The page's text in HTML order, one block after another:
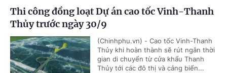
Thi công đồng loạt Dự án cao tốc Vinh-Thanh
Thủy trước ngày 30/9
(Chinhphu.vn) - Cao tốc Vinh-Thanh
Thủy khi hoàn thành sẽ rút ngắn thời
gian di chuyển từ cửa khẩu Thanh
Thủy tới các đô thị và cảng biển...